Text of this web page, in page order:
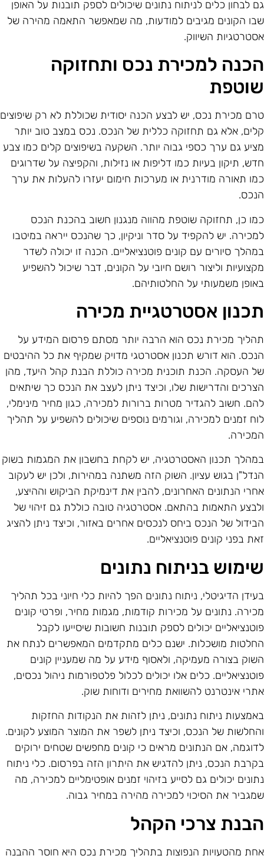
לבחון כלים לניתוח נתונים שיכולים לספק תובנות על האופן
הקונים מגיבים למודעות, מה שמאפשר התאמה מהירה של
השיווק.
למכירת נכס ותחזוקה
מכירת נכס, יש לבצע הכנה יסודית שכוללת לא רק שיפוצים
אלא גם תחזוקה כללית של הנכס. נכס במצב טוב יותר
גם ערך כספי גבוה יותר. השקעה בשיפוצים קלים כמו צבע
תיקון בעיות כמו דליפות או נזילות, והקפיצה על שדרוגים
תאורה מודרנית או מערכות חימום יעזרו להעלות את ערך
כן, תחזוקה שוטפת מהווה מנגנון חשוב בהכנת הנכס
יש להקפיד על סדר וניקיון, כך שהנכס ייראה במיטבו
סיורים עם קונים פוטנציאליים. הכנה זו יכולה לשדר
וליצור רושם חיובי על הקונים, דבר שיכול להשפיע
משמעותי על החלטותיהם.
אסטרטגיית מכירה
מכירת נכס הוא הרבה יותר מסתם פרסום המידע על
הוא דורש תכנון אסטרטגי מדויק שמקיף את כל ההיבטים
העסקה. הכנת תוכנית מכירה כוללת הבנת קהל היעד, מהן
והדרישות שלו, וכיצד ניתן לעצב את הנכס כך שיתאים
חשוב להגדיר מטרות ברורות למכירה, כגון מחיר מינימלי,
זמנים למכירה, וגורמים נוספים שיכולים להשפיע על תהליך
תכנון האסטרטגיה, יש לקחת בחשבון את המגמות בשוק
בגוש עציון. השוק הזה משתנה במהירות, ולכן יש לעקוב
הנתונים האחרונים, להבין את דינמיקת הביקוש וההיצע,
התאמות בהתאם. אסטרטגיה טובה כוללת גם זיהוי של
של הנכס ביחס לנכסים אחרים באזור, וכיצד ניתן להציג
בפני קונים פוטנציאליים.
בניתוח נתונים
הדיגיטלי, ניתוח נתונים הפך להיות כלי חיוני בכל תהליך
נתונים על מכירות קודמות, מגמות מחיר, ופרטי קונים
יכולים לספק תובנות חשובות שיסייעו לקבל
מושכלות. ישנם כלים מתקדמים המאפשרים לנתח את
בצורה מעמיקה, ולאסוף מידע על מה שמעניין קונים
כלים אלו יכולים לכלול פלטפורמות ניהול נכסים,
אינטרנט להשוואת מחירים ודוחות שוק.
ניתוח נתונים, ניתן לזהות את הנקודות החזקות
של הנכס, וכיצד ניתן לשפר את המוצר המוצע לקונים.
אם הנתונים מראים כי קונים מחפשים שטחים ירוקים
הנכס, ניתן להדגיש את היתרון הזה בפרסום. כלי ניתוח
יכולים גם לסייע בזיהוי זמנים אופטימליים למכירה, מה
את הסיכוי למכירה מהירה במחיר גבוה.
צרכי הקהל
מהטעויות הנפוצות בתהליך מכירת נכס היא חוסר ההבנה